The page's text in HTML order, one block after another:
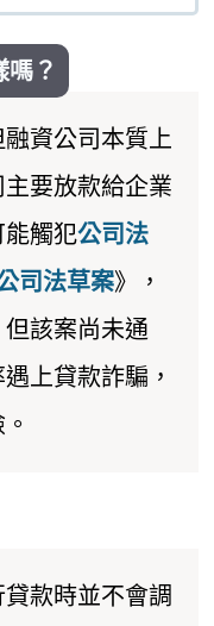
嗎？
資公司本質上
要放款給企業
能觸犯公司法
司法草案》，
該案尚未通
上貸款詐騙，
款時並不會調